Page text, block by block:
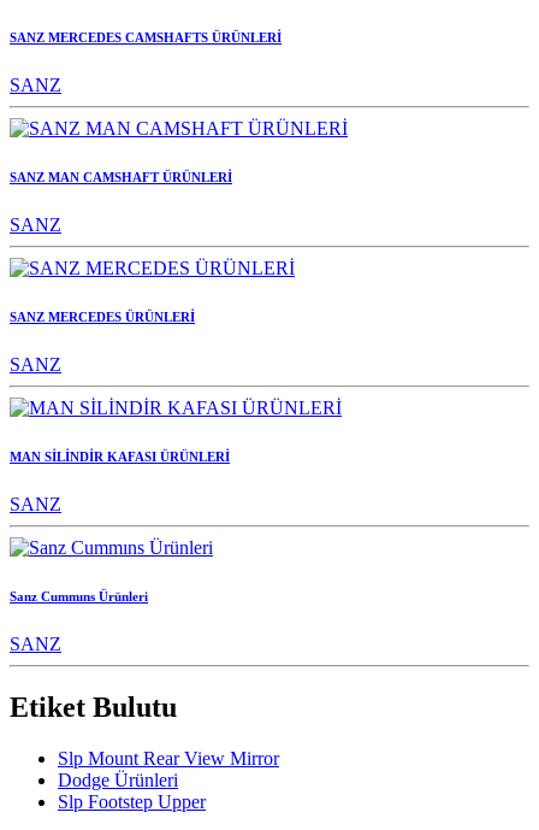
SANZ MERCEDES CAMSHAFTS ÜRÜNLERİ
SANZ
SANZ MAN CAMSHAFT ÜRÜNLERİ
SANZ
SANZ MERCEDES ÜRÜNLERİ
SANZ
MAN SİLİNDİR KAFASI ÜRÜNLERİ
SANZ
Sanz Cummıns Ürünleri
SANZ
Etiket Bulutu
Slp Mount Rear View Mirror
Dodge Ürünleri
Slp Footstep Upper